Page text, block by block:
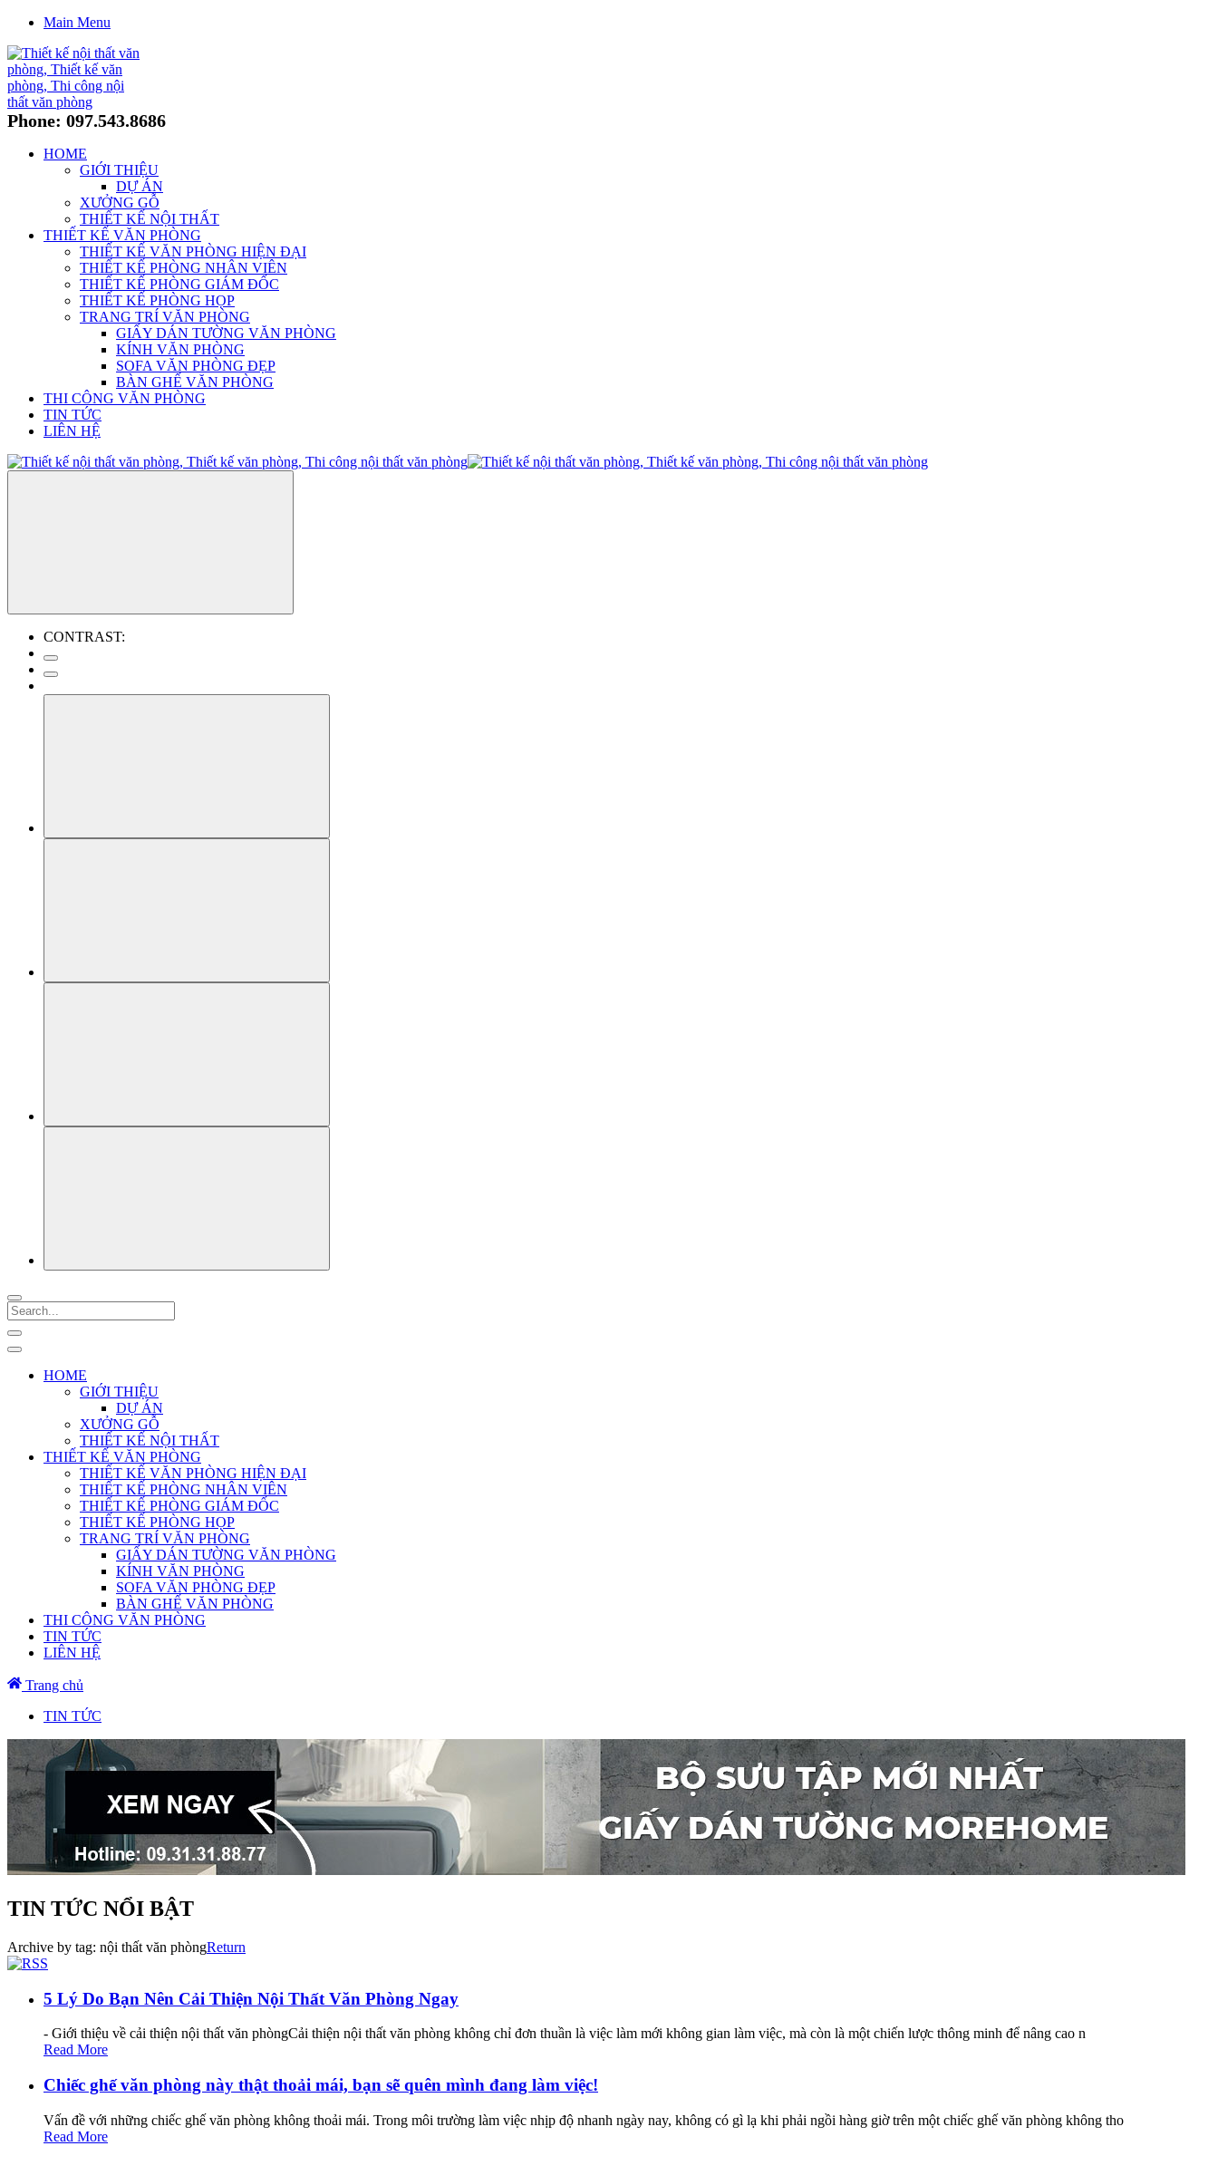
Main Menu
Phone: 097.543.8686
HOME
GIỚI THIỆU
DỰ ÁN
XƯỞNG GỖ
THIẾT KẾ NỘI THẤT
THIẾT KẾ VĂN PHÒNG
THIẾT KẾ VĂN PHÒNG HIỆN ĐẠI
THIẾT KẾ PHÒNG NHÂN VIÊN
THIẾT KẾ PHÒNG GIÁM ĐỐC
THIẾT KẾ PHÒNG HỌP
TRANG TRÍ VĂN PHÒNG
GIẤY DÁN TƯỜNG VĂN PHÒNG
KÍNH VĂN PHÒNG
SOFA VĂN PHÒNG ĐẸP
BÀN GHẾ VĂN PHÒNG
THI CÔNG VĂN PHÒNG
TIN TỨC
LIÊN HỆ
CONTRAST:
HOME
GIỚI THIỆU
DỰ ÁN
XƯỞNG GỖ
THIẾT KẾ NỘI THẤT
THIẾT KẾ VĂN PHÒNG
THIẾT KẾ VĂN PHÒNG HIỆN ĐẠI
THIẾT KẾ PHÒNG NHÂN VIÊN
THIẾT KẾ PHÒNG GIÁM ĐỐC
THIẾT KẾ PHÒNG HỌP
TRANG TRÍ VĂN PHÒNG
GIẤY DÁN TƯỜNG VĂN PHÒNG
KÍNH VĂN PHÒNG
SOFA VĂN PHÒNG ĐẸP
BÀN GHẾ VĂN PHÒNG
THI CÔNG VĂN PHÒNG
TIN TỨC
LIÊN HỆ
Trang chủ
TIN TỨC
TIN TỨC NỔI BẬT
Archive by tag: nội thất văn phòngReturn
5 Lý Do Bạn Nên Cải Thiện Nội Thất Văn Phòng Ngay
- Giới thiệu về cải thiện nội thất văn phòngCải thiện nội thất văn phòng không chỉ đơn thuần là việc làm mới không gian làm việc, mà còn là một chiến lược thông minh để nâng cao n
Read More
Chiếc ghế văn phòng này thật thoải mái, bạn sẽ quên mình đang làm việc!
Vấn đề với những chiếc ghế văn phòng không thoải mái. Trong môi trường làm việc nhịp độ nhanh ngày nay, không có gì lạ khi phải ngồi hàng giờ trên một chiếc ghế văn phòng không tho
Read More